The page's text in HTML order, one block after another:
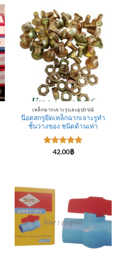
เหล็กฉากเจาะรูและอุปกรณ์
น๊อตสกรูยึดเหล็กฉากเจาะรูทำ
ชั้นวางของ ชนิดด้านเท่า
ให้คะแนน
42.00฿